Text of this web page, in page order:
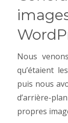
Nous
qu’étaient
puis nous
d’arrière-
propres